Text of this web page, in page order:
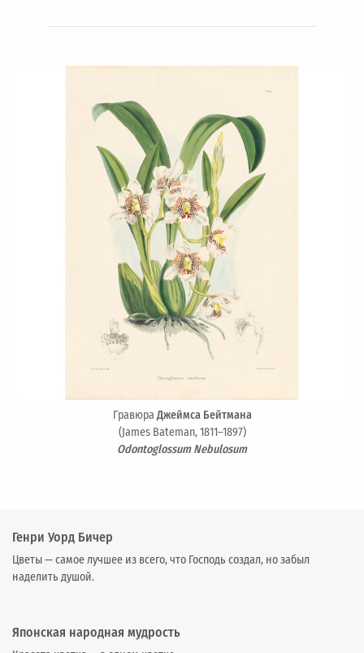
ГравюраДжеймса Бейтмана
(James Bateman, 1811–1897)
Odontoglossum Nebulosum
Генри Уорд Бичер
Цветы — самое лучшее из всего, что Господь создал, но забыл
наделить душой.
Японская народная мудрость